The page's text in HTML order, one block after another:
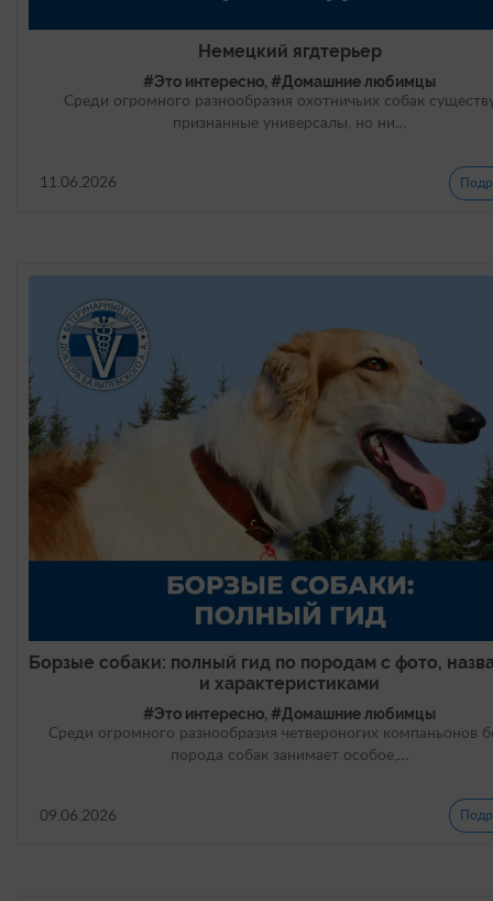
Немецкий ягдтерьер
#Это интересно, #Домашние любимцы
Среди огромного разнообразия охотничьих собак
признанные универсалы, но ни…
11.06.2026
Борзые собаки: полный гид по породам с фото,
и характеристиками
#Это интересно, #Домашние любимцы
Среди огромного разнообразия четвероногих компаньонов
порода собак занимает особое,…
09.06.2026